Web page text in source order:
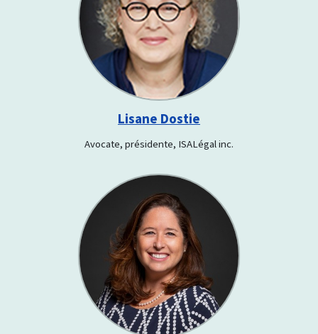
Lisane Dostie
Avocate, présidente, ISALégal inc.